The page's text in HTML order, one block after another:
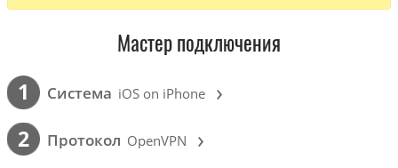
Мастер подключения
1 Cистема iOS on iPhone ›
2 Протокол OpenVPN ›